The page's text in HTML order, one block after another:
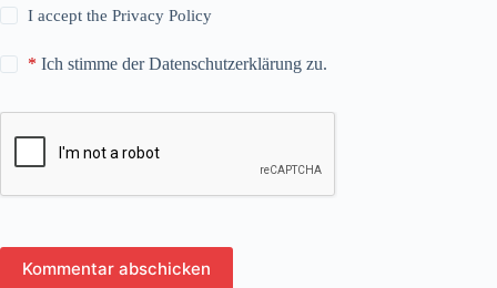
I accept thePrivacy Policy
* Ich stimme der Datenschutzerklärung zu.
Kommentar abschicken